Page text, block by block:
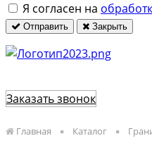
Я согласен на
Отправить Закрыть
Заказать звонок
Главная Каталог